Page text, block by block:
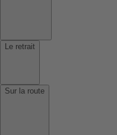
Le retrait
Sur la route